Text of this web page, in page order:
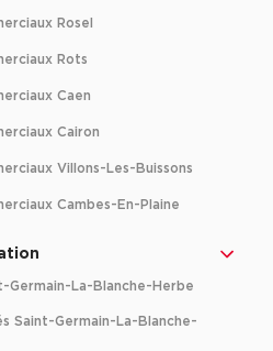
à Massy
à Rennes
à Besançon
Rosel
Rots
Caen
Cairon
Villons-Les-Buissons
Cambes-En-Plaine
Germain-La-Blanche-Herbe
Saint-Germain-La-Blanche-